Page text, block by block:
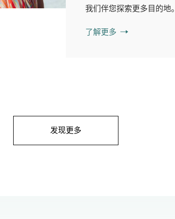
我们伴您探索更多目的地
了解更多
发现更多